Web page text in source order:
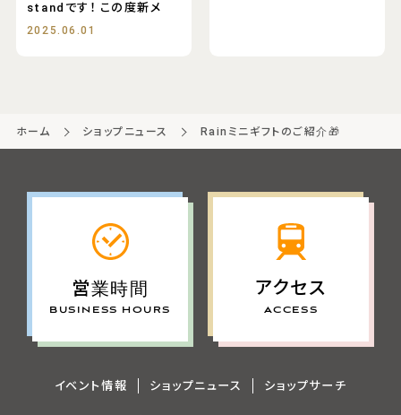
standです！ この度新メ
2025.06.01
ホーム ショップニュース Rainミニギフトのご紹介🎁
営業時間
BUSINESS HOURS
アクセス
ACCESS
イベント情報 ショップニュース ショップサーチ